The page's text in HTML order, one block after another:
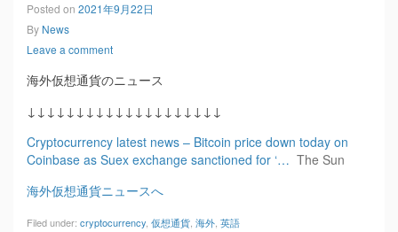
Posted on 2021年9月22日
By News
Leave a comment
海外仮想通貨のニュース
↓↓↓↓↓↓↓↓↓↓↓↓↓↓↓↓↓↓↓↓
Cryptocurrency latest news – Bitcoin price down today on
Coinbase as Suex exchange sanctioned for ‘… The Sun
海外仮想通貨ニュースへ
Filed under: cryptocurrency 仮想通貨 海外 英語